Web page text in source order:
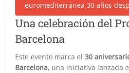
Una celebración del
Barcelona
Este evento marca el30
Barcelona, una iniciativa lanzada